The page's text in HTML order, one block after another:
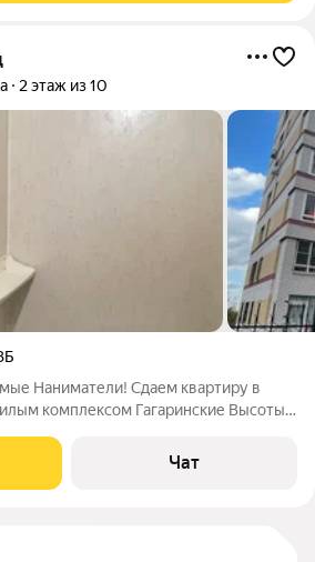
2 этаж из 10
Наниматели! Сдаем квартиру в
комплексом Гагаринские Высоты,
современного плана.
Имеется
Чат